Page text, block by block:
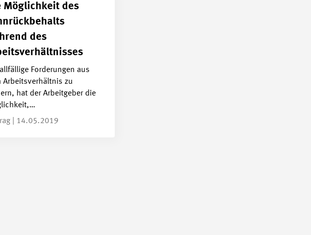
Möglichkeit des
des
Forderungen aus
Arbeitsverhältnis zu
hat der Arbeitgeber die
| 14.05.2019